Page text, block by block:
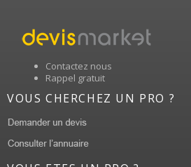
Contactez nous
Rappel gratuit
VOUS CHERCHEZ UN PRO ?